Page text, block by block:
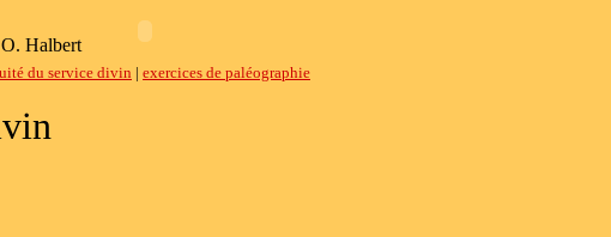
Halbert
du service divin | exercices de paléographie